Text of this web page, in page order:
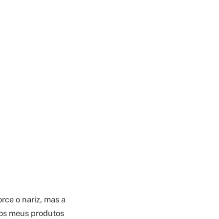
o nariz, mas a
meus produtos